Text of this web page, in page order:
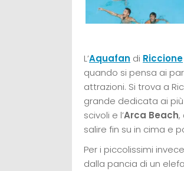
L’Aquafan di Riccione
quando si pensa ai
attrazioni. Si trova a
grande dedicata ai
scivoli e l’Arca Beach,
salire fin su in cima e
Per i piccolissimi
dalla pancia di un